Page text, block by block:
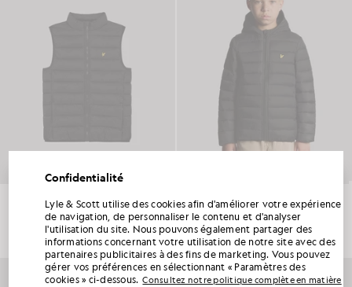
VÊTEMENTS POUR ENFANTS
£60.00
VÊTEMENTS POUR ENFANTS
£80.00
Confidentialité
Lyle & Scott utilise des cookies afin d'améliorer votre expérience
de navigation, de personnaliser le contenu et d'analyser
l'utilisation du site. Nous pouvons également partager des
informations concernant votre utilisation de notre site avec des
partenaires publicitaires à des fins de marketing. Vous pouvez
gérer vos préférences en sélectionnant « Paramètres des
cookies » ci-dessous. Consultez notre politique complète en matière
BÉNÉFICIEZ DE 15 % DE RÉDUCTION SUR
VOTRE PREMIÈRE COMMANDE
Rejoignez le Club Lyle & Scott et soyez parmi les premiers à découvrir les nouveautés
de la saison, les collaborations et les soldes saisonniers réservés aux membres, ainsi
qu’un code de bienvenue exclusif vous offrant 15 % de réduction.